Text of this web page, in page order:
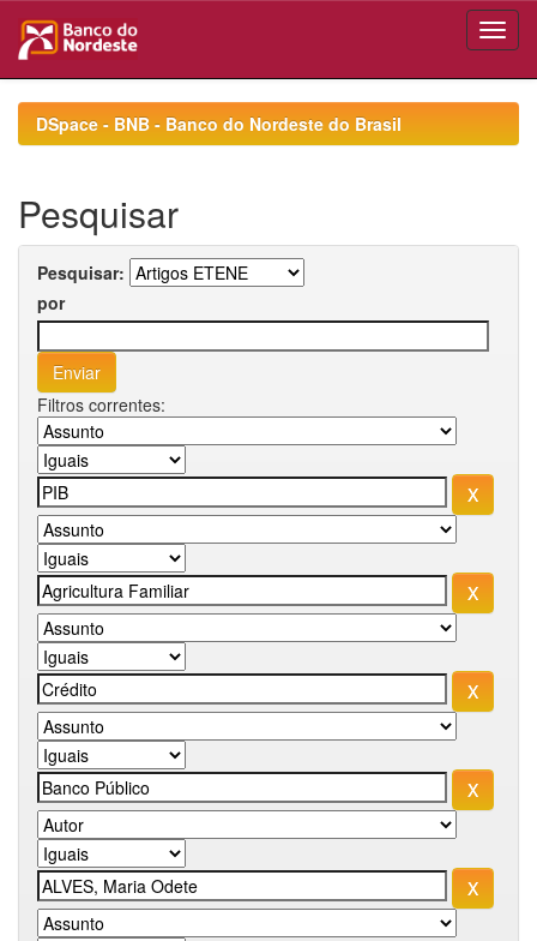
navigationDSpace - BNB - Banco do Nordeste do Brasil
Pesquisar
Pesquisar:
por
Filtros correntes: